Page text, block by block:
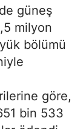
güneş
milyon
bölümü
göre,
bin 533